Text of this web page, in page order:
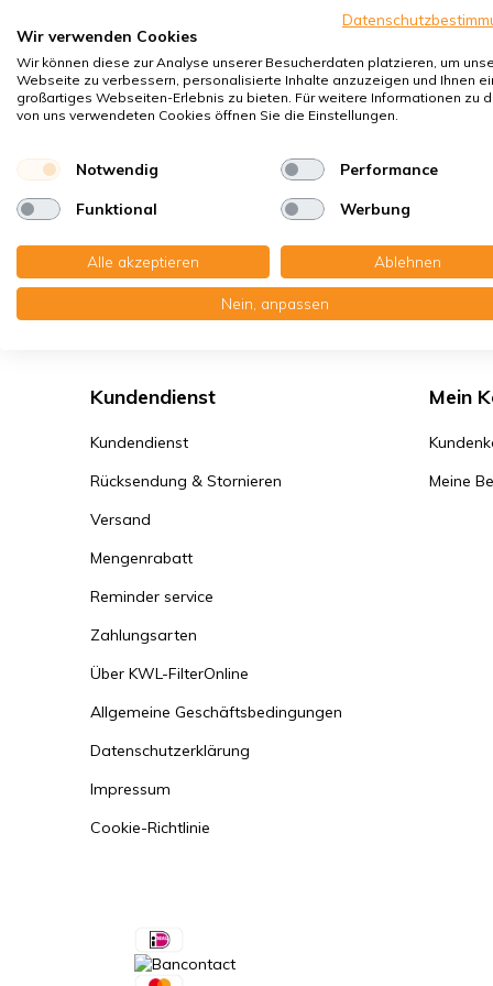
Sie
Über
uns
Der KWL-Filter-Experte
Kundendienst
Kundendienst
Rücksendung & Stornieren
Versand
Mengenrabatt
Reminder service
Zahlungsarten
Über KWL-FilterOnline
Allgemeine Geschäftsbedingungen
Datenschutzerklärung
Impressum
Cookie-Richtlinie
Mein
Meine
Wir verwenden Cookies
Wir können diese zur Analyse unserer Besucherdaten platzieren, um
Webseite zu verbessern, personalisierte Inhalte anzuzeigen und Ihnen
großartiges Webseiten-Erlebnis zu bieten. Für weitere Informationen zu
von uns verwendeten Cookies öffnen Sie die Einstellungen.
Notwendig Performance
Funktional Werbung
Alle akzeptieren Ablehnen
Nein, anpassen